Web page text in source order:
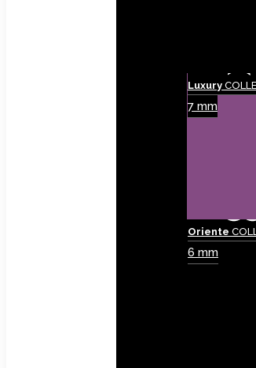
Luxury
7 mm
Oriente
6 mm